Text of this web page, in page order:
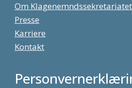
Om Klagenemndssekretariatet
Presse
Karriere
Kontakt